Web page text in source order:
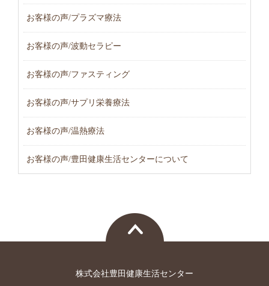
お客様の声/プラズマ療法
お客様の声/波動セラピー
お客様の声/ファスティング
お客様の声/サプリ栄養療法
お客様の声/温熱療法
お客様の声/豊田健康生活センターについて
株式会社豊田健康生活センター